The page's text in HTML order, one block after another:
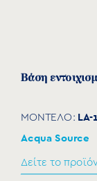
Βάση
ΜΟΝΤΕΛΟ: LA-
Acqua Source
Δείτε το